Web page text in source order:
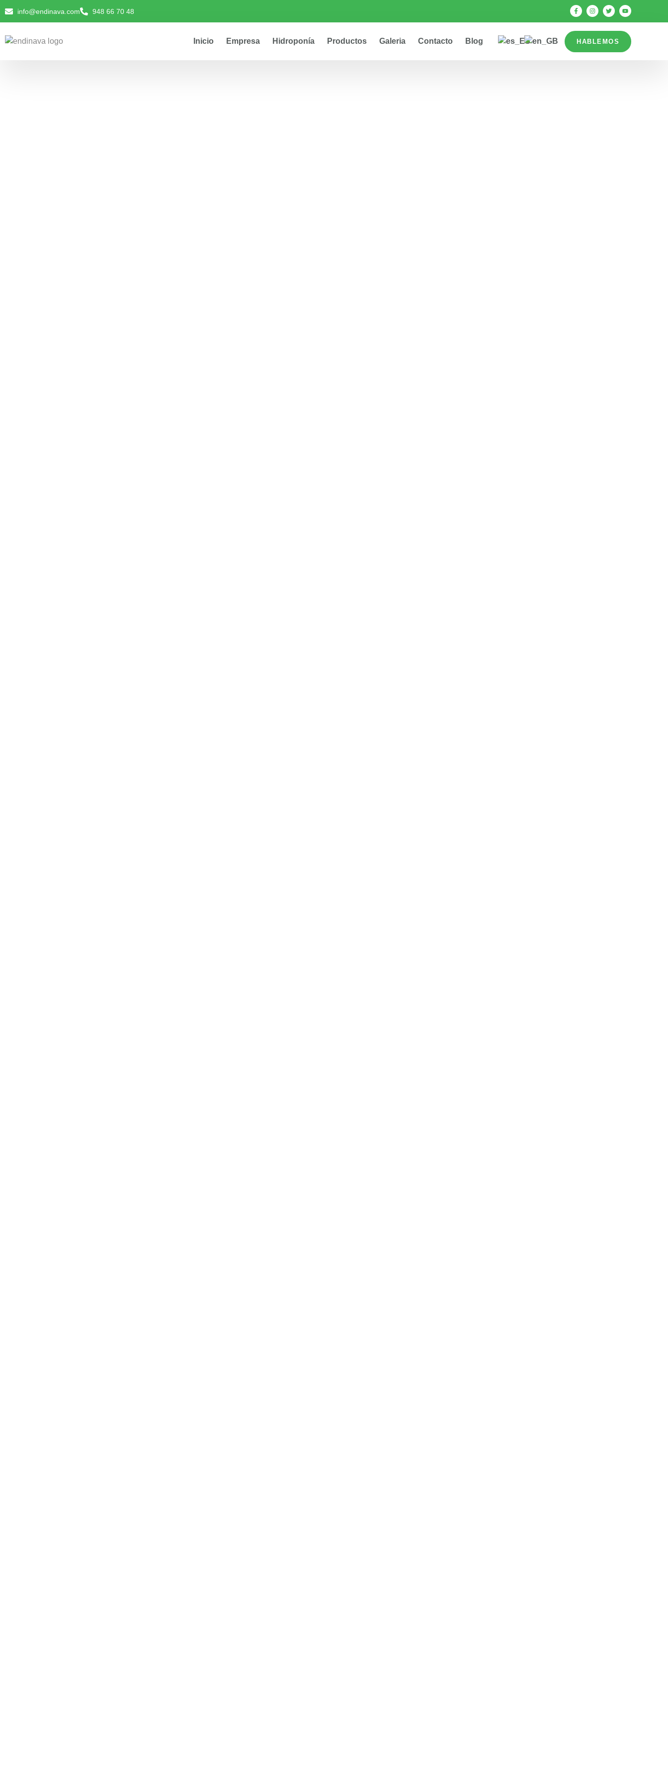
info@endinava.com 948 66 70 48
Inicio Empresa Hidroponía Productos Galeria Contacto Blog HABLEMOS